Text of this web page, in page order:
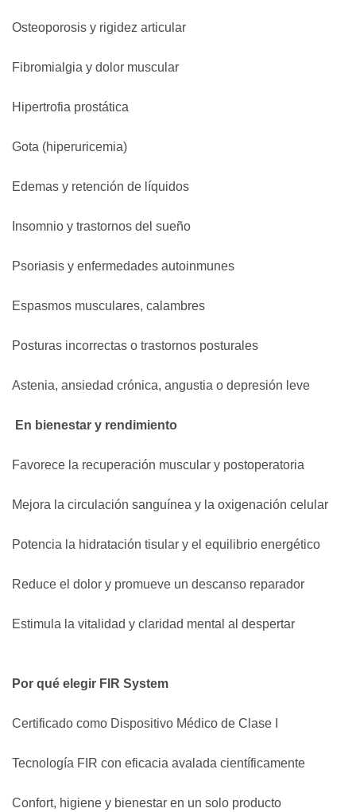
Osteoporosis y rigidez articular
Fibromialgia y dolor muscular
Hipertrofia prostática
Gota (hiperuricemia)
Edemas y retención de líquidos
Insomnio y trastornos del sueño
Psoriasis y enfermedades autoinmunes
Espasmos musculares, calambres
Posturas incorrectas o trastornos posturales
Astenia, ansiedad crónica, angustia o depresión leve
En bienestar y rendimiento
Favorece la recuperación muscular y postoperatoria
Mejora la circulación sanguínea y la oxigenación celular
Potencia la hidratación tisular y el equilibrio energético
Reduce el dolor y promueve un descanso reparador
Estimula la vitalidad y claridad mental al despertar
Por qué elegir FIR System
Certificado como Dispositivo Médico de Clase I
Tecnología FIR con eficacia avalada científicamente
Confort, higiene y bienestar en un solo producto